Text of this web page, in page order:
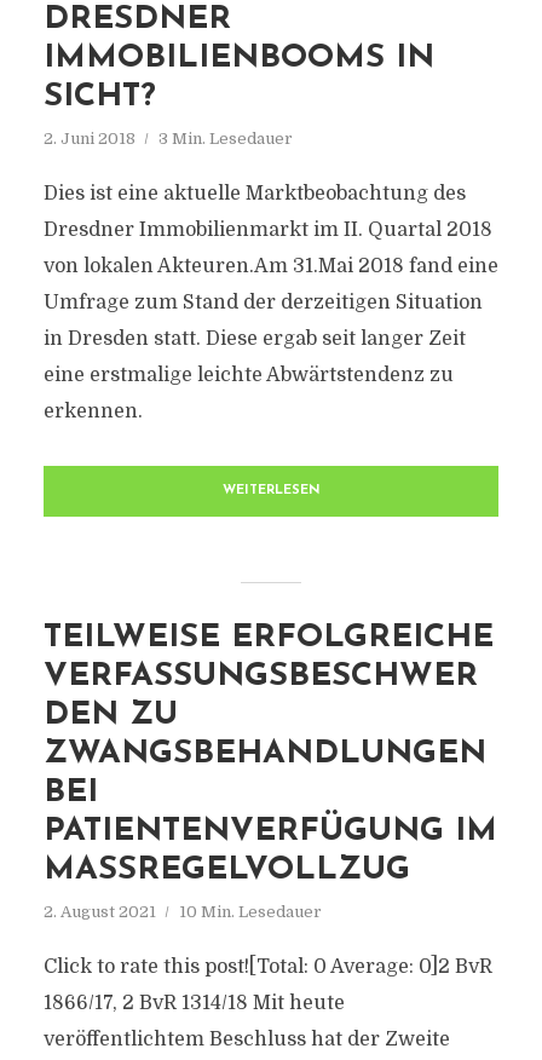
DRESDNER
IMMOBILIENBOOMS IN
SICHT?
2. Juni 2018 3 Min. Lesedauer
Dies ist eine aktuelle Marktbeobachtung des
Dresdner Immobilienmarkt im II. Quartal 2018
von lokalen Akteuren.Am 31.Mai 2018 fand eine
Umfrage zum Stand der derzeitigen Situation
in Dresden statt. Diese ergab seit langer Zeit
eine erstmalige leichte Abwärtstendenz zu
erkennen.
WEITERLESEN
TEILWEISE ERFOLGREICHE
VERFASSUNGSBESCHWER
DEN ZU
ZWANGSBEHANDLUNGEN
BEI
PATIENTENVERFÜGUNG IM
MASSREGELVOLLZUG
2. August 2021 10 Min. Lesedauer
Click to rate this post![Total: 0 Average: 0]2 BvR
1866/17, 2 BvR 1314/18 Mit heute
veröffentlichtem Beschluss hat der Zweite